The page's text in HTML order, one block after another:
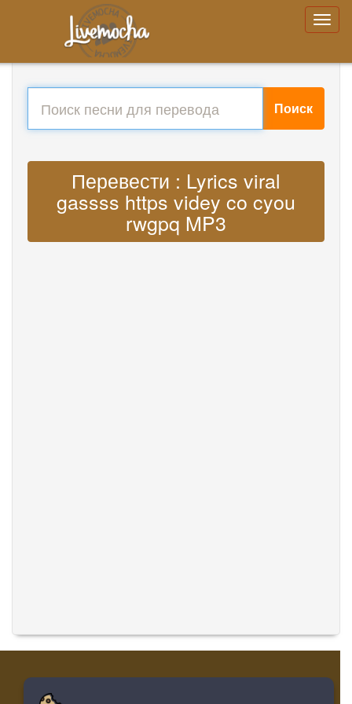
Поиск
Перевести : Lyrics viral
gassss https videy co cyou
rwgpq MP3